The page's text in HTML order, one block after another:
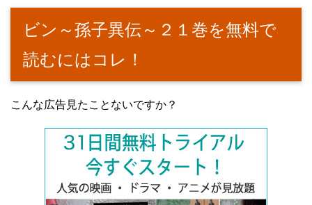
ビン～孫子異伝～２１巻を無料で
読むにはコレ！
こんな広告見たことないですか？